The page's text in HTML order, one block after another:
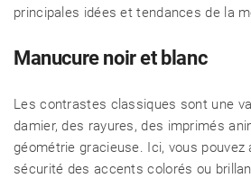
principales idées et tendances de la
Manucure noir et blanc
Les contrastes classiques sont une
damier, des rayures, des imprimés
géométrie gracieuse. Ici, vous pouvez
sécurité des accents colorés ou